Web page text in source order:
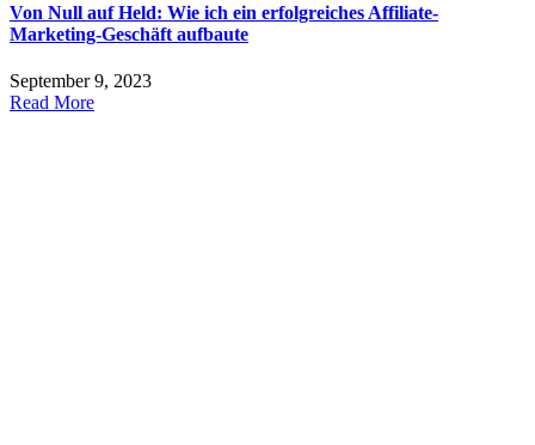
Von Null auf Held: Wie ich ein erfolgreiches Affiliate-
Marketing-Geschäft aufbaute
September 9, 2023
Read More